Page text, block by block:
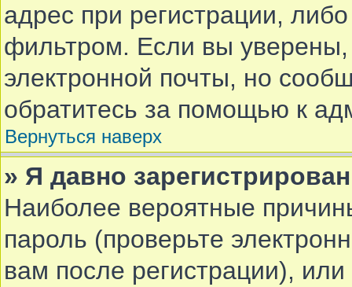
адрес при регистрации,
фильтром. Если вы
электронной почты, но
обратитесь за помощью к
Вернуться наверх
» Я давно
Наиболее вероятные
пароль (проверьте
вам после регистрации),